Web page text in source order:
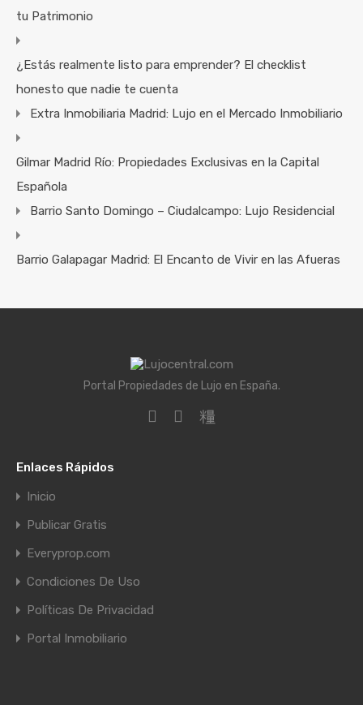
tu Patrimonio
¿Estás realmente listo para emprender? El checklist
honesto que nadie te cuenta
Extra Inmobiliaria Madrid: Lujo en el Mercado Inmobiliario
Gilmar Madrid Río: Propiedades Exclusivas en la Capital
Española
Barrio Santo Domingo – Ciudalcampo: Lujo Residencial
Barrio Galapagar Madrid: El Encanto de Vivir en las Afueras
Portal Propiedades de Lujo en España.
Enlaces Rápidos
Inicio
Publicar Gratis
Everyprop.com
Condiciones De Uso
Políticas De Privacidad
Portal Inmobiliario